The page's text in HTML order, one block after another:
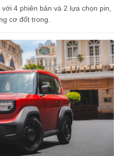
4 phiên bản và 2 lựa chọn pin,
cơ đốt trong.